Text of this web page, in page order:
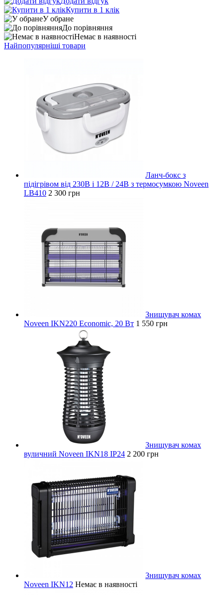
Купити в 1 клік
У обране
До порівняння
Немає в наявності
Найпопулярніші товари
Ланч-бокс з
підігрівом від 230В і 12В / 24В з термосумкою Noveen
LB410 2 300 грн
Знищувач комах
Noveen IKN220 Economic, 20 Вт 1 550 грн
Знищувач комах
вуличний Noveen IKN18 IP24 2 200 грн
Знищувач комах
Noveen IKN12 Немає в наявності